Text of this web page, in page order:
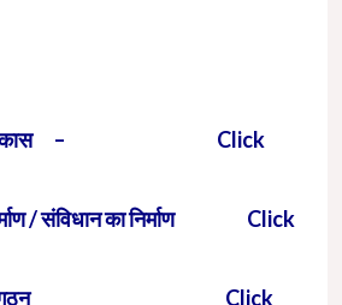
विकास – Click
/ संविधान का निर्माण Click
का गठन Click